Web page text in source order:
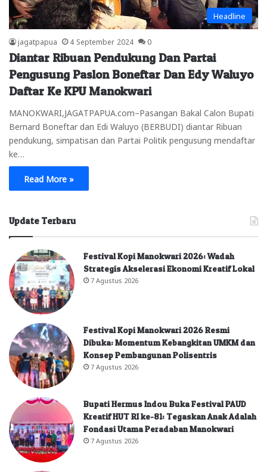
Headline
jagatpapua 4 September 2024 0
Diantar Ribuan Pendukung Dan Partai
Pengusung Paslon Boneftar Dan Edy Waluyo
Daftar Ke KPU Manokwari
MANOKWARI,JAGATPAPUA.com–Pasangan Bakal Calon Bupati
Bernard Boneftar dan Edi Waluyo (BERBUDI) diantar Ribuan
pendukung, simpatisan dan Partai Politik pengusung mendaftar
ke…
Read More »
Update Terbaru
Festival Kopi Manokwari 2026: Wadah
Strategis Akselerasi Ekonomi Kreatif Lokal
7 Agustus 2026
Festival Kopi Manokwari 2026 Resmi
Dibuka: Momentum Kebangkitan UMKM dan
Konsep Pembangunan Polisentris
7 Agustus 2026
Bupati Hermus Indou Buka Festival PAUD
Kreatif HUT RI ke-81: Tegaskan Anak Adalah
Fondasi Utama Peradaban Manokwari
7 Agustus 2026